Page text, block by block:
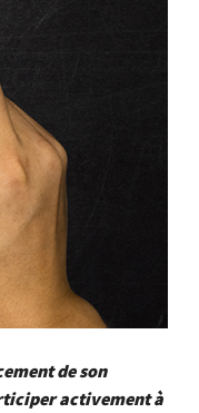
de son
activement à